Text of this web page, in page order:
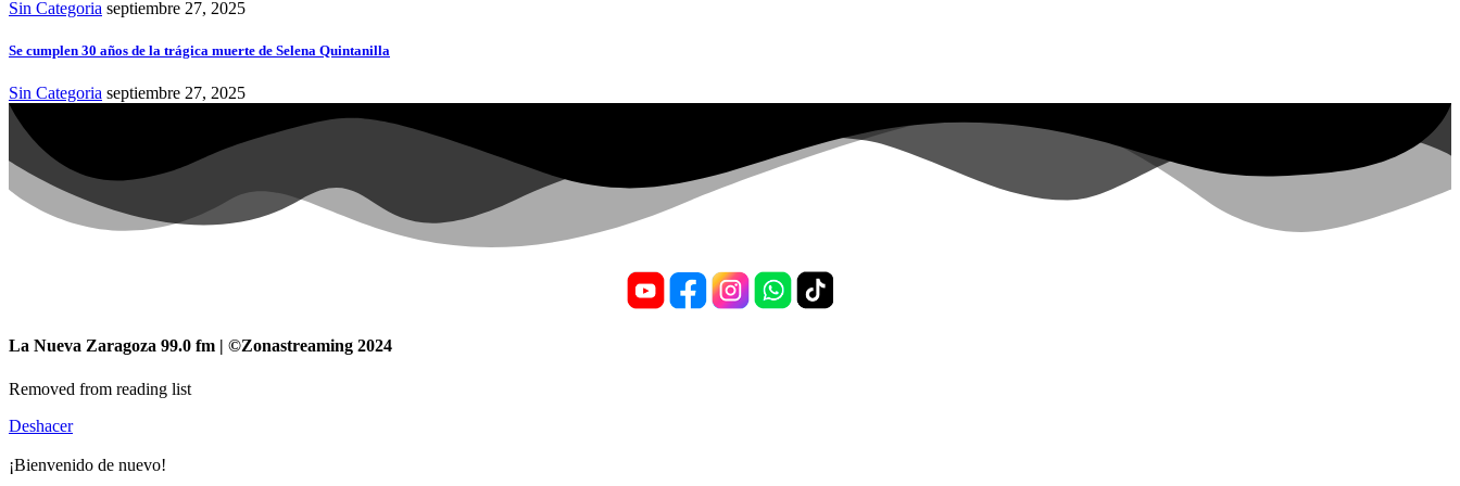
Sin Categoria septiembre 27, 2025
Se cumplen 30 años de la trágica muerte de Selena Quintanilla
Sin Categoria septiembre 27, 2025
La Nueva Zaragoza 99.0 fm | ©Zonastreaming 2024
Removed from reading list
Deshacer
¡Bienvenido de nuevo!